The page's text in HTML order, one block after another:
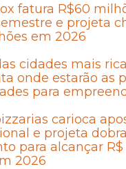
fatura R$60
e projeta
em 2026
cidades mais
onde estarão as
para
carioca
e projeta
para alcançar R$
2026